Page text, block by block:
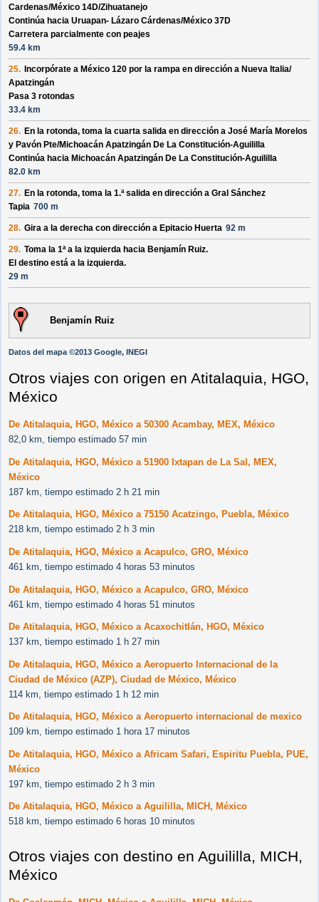
Cardenas/México 14D/Zihuatanejo
Continúa hacia Uruapan- Lázaro Cárdenas/México 37D
Carretera parcialmente con peajes
59.4 km
25. Incorpórate a México 120 por la rampa en dirección a Nueva Italia/
Apatzingán
Pasa 3 rotondas
33.4 km
26. En la rotonda, toma la cuarta salida en dirección a José María Morelos
y Pavón Pte/Michoacán Apatzingán De La Constitución-Aguililla
Continúa hacia Michoacán Apatzingán De La Constitución-Aguililla
82.0 km
27. En la rotonda, toma la 1.ªsalida en dirección a Gral Sánchez
Tapia 700 m
28. Gira a la derecha con dirección a Epitacio Huerta 92 m
29. Toma la 1ª a la izquierda hacia Benjamín Ruiz.
El destino está a la izquierda.
29 m
Benjamín Ruiz
Datos del mapa ©2013 Google, INEGI
Otros viajes con origen en Atitalaquia, HGO,
México
De Atitalaquia, HGO, México a 50300 Acambay, MEX, México
82,0 km, tiempo estimado 57 min
De Atitalaquia, HGO, México a 51900 Ixtapan de La Sal, MEX,
México
187 km, tiempo estimado 2 h 21 min
De Atitalaquia, HGO, México a 75150 Acatzingo, Puebla, México
218 km, tiempo estimado 2 h 3 min
De Atitalaquia, HGO, México a Acapulco, GRO, México
461 km, tiempo estimado 4 horas 53 minutos
De Atitalaquia, HGO, México a Acapulco, GRO, México
461 km, tiempo estimado 4 horas 51 minutos
De Atitalaquia, HGO, México a Acaxochitlán, HGO, México
137 km, tiempo estimado 1 h 27 min
De Atitalaquia, HGO, México a Aeropuerto Internacional de la
Ciudad de México (AZP), Ciudad de México, México
114 km, tiempo estimado 1 h 12 min
De Atitalaquia, HGO, México a Aeropuerto internacional de mexico
109 km, tiempo estimado 1 hora 17 minutos
De Atitalaquia, HGO, México a Africam Safari, Espiritu Puebla, PUE,
México
197 km, tiempo estimado 2 h 3 min
De Atitalaquia, HGO, México a Aguililla, MICH, México
518 km, tiempo estimado 6 horas 10 minutos
Otros viajes con destino en Aguililla, MICH,
México